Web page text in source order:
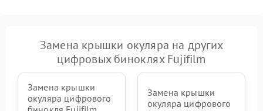
Замена крышки окуляра на других
цифровых биноклях Fujifilm
Замена крышки
окуляра цифрового
Замена крышки
окуляра цифрового